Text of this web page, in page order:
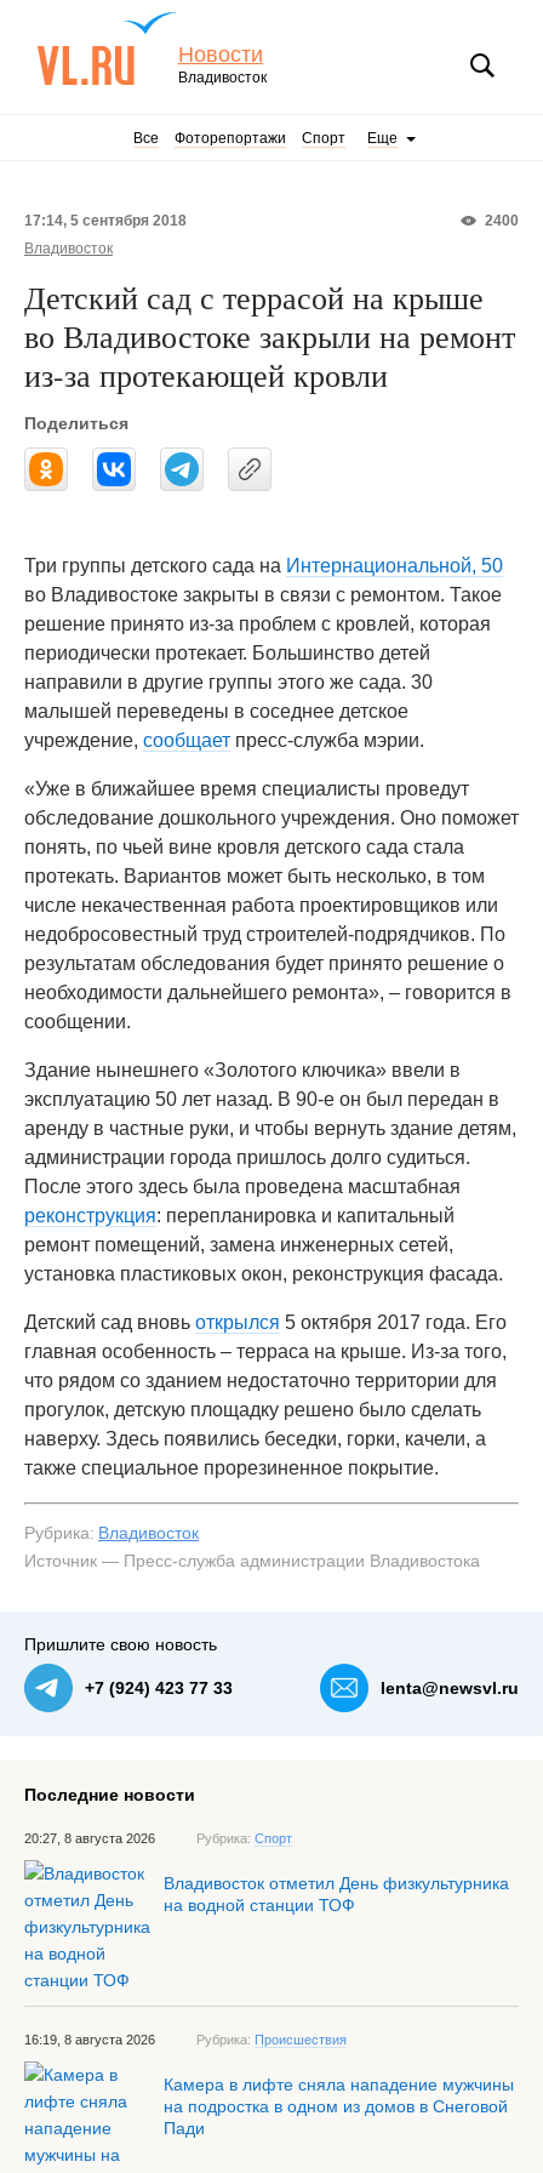
Новости
Владивосток
Все Фоторепортажи Спорт Еще
2400
17:14, 5 сентября 2018
Владивосток
Детский сад с террасой на крыше
во Владивостоке закрыли на ремонт
из-за протекающей кровли
Поделиться
Три группы детского сада на Интернациональной, 50
во Владивостоке закрыты в связи с ремонтом. Такое
решение принято из-за проблем с кровлей, которая
периодически протекает. Большинство детей
направили в другие группы этого же сада. 30
малышей переведены в соседнее детское
учреждение, сообщает пресс-служба мэрии.
«Уже в ближайшее время специалисты проведут
обследование дошкольного учреждения. Оно поможет
понять, по чьей вине кровля детского сада стала
протекать. Вариантов может быть несколько, в том
числе некачественная работа проектировщиков или
недобросовестный труд строителей-подрядчиков. По
результатам обследования будет принято решение о
необходимости дальнейшего ремонта», – говорится в
сообщении.
Здание нынешнего «Золотого ключика» ввели в
эксплуатацию 50 лет назад. В 90-е он был передан в
аренду в частные руки, и чтобы вернуть здание детям,
администрации города пришлось долго судиться.
После этого здесь была проведена масштабная
реконструкция: перепланировка и капитальный
ремонт помещений, замена инженерных сетей,
установка пластиковых окон, реконструкция фасада.
Детский сад вновь открылся 5 октября 2017 года. Его
главная особенность – терраса на крыше. Из-за того,
что рядом со зданием недостаточно территории для
прогулок, детскую площадку решено было сделать
наверху. Здесь появились беседки, горки, качели, а
также специальное прорезиненное покрытие.
Рубрика: Владивосток
Источник — Пресс-служба администрации Владивостока
Пришлите свою новость
+7 (924) 423 77 33 lenta@newsvl.ru
Последние новости
20:27, 8 августа 2026 Рубрика: Спорт
Владивосток отметил День физкультурника
на водной станции ТОФ
16:19, 8 августа 2026 Рубрика: Происшествия
Камера в лифте сняла нападение мужчины
на подростка в одном из домов в Снеговой
Пади